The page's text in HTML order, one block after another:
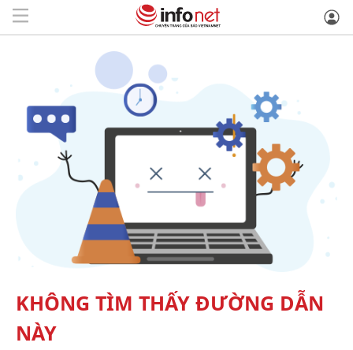
KHÔNG TÌM THẤY ĐƯỜNG DẪN
NÀY